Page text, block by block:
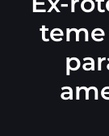
teme